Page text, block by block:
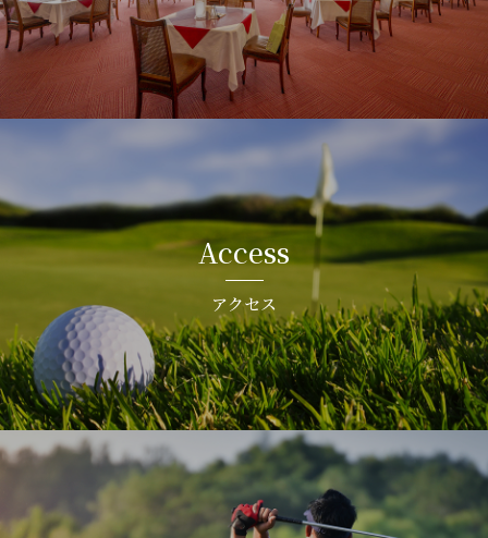
Access
アクセス